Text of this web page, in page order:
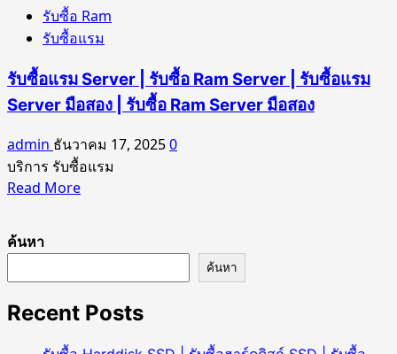
รับซื้อ Ram
รับซื้อแรม
รับซื้อแรม Server | รับซื้อ Ram Server | รับซื้อแรม
Server มือสอง | รับซื้อ Ram Server มือสอง
admin ธันวาคม 17, 20250
บริการ รับซื้อแรม
Read MoreRead
Server
ค้นหา
ค้นหา
Recent Posts